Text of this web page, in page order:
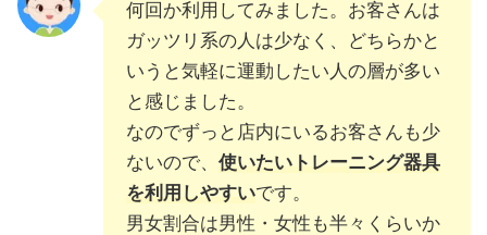
何回か利用してみました。お客さんは
ガッツリ系の人は少なく、どちらかと
いうと気軽に運動したい人の層が多い
と感じました。
なのでずっと店内にいるお客さんも少
ないので、 使いたいトレーニング器具
を利用しやすいです。
男女割合は男性・女性も半々くらいか